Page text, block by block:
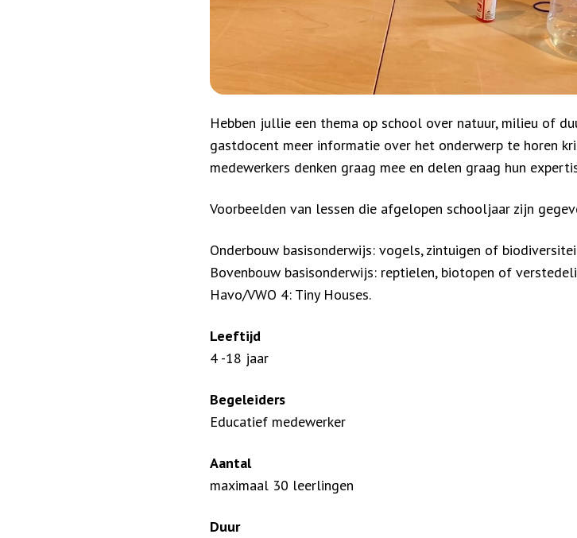
Hebben jullie een thema op school over natuur, milieu of
gastdocent meer informatie over het onderwerp te horen
medewerkers denken graag mee en delen graag hun
Voorbeelden van lessen die afgelopen schooljaar zijn
Onderbouw basisonderwijs: vogels, zintuigen of
Bovenbouw basisonderwijs: reptielen, biotopen of
Havo/VWO 4: Tiny Houses.
Leeftijd
4 -18 jaar
Begeleiders
Educatief medewerker
Aantal
maximaal 30 leerlingen
Duur